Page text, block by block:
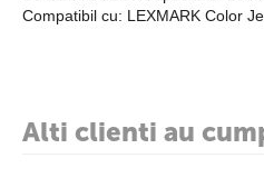
Compatibil cu: LEXMARK Color
Alti clienti au